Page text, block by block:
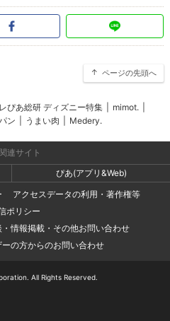
ページの先頭へ
ぴあ総研 ディズニー特集 mimot.
ン うまい肉 Medery.
連サイト
ぴあ(アプリ&Web)
アクセスデータの利用・著作権等
ポリシー
情報掲載・その他お問い合わせ
の方からのお問い合わせ
All Rights Reserved.